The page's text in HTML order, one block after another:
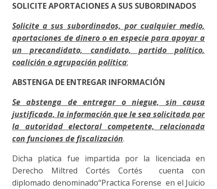
SOLICITE APORTACIONES A SUS SUBORDINADOS
Solicite a sus subordinados, por cualquier medio,
aportaciones de dinero o en especie para apoyar a
un precandidato, candidato, partido político,
coalición o agrupación política;
ABSTENGA DE ENTREGAR INFORMACIÓN
Se abstenga de entregar o niegue, sin causa
justificada, la información que le sea solicitada por
la autoridad electoral competente, relacionada
con funciones de fiscalización.
Dicha platica fue impartida por la licenciada en
Derecho Miltred Cortés Cortés cuenta con
diplomado denominado“Practica Forense en el Juicio